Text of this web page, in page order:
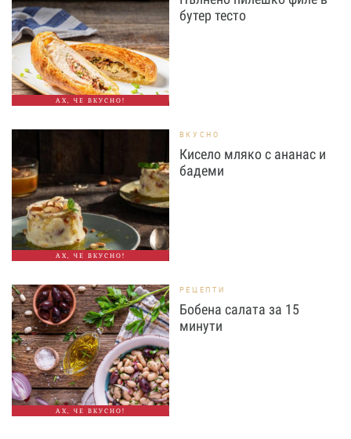
АХ, ЧЕ ВКУСНО!
бутер тесто
АХ, ЧЕ ВКУСНО!
ВКУСНО
Кисело мляко с ананас и
бадеми
АХ, ЧЕ ВКУСНО!
РЕЦЕПТИ
Бобена салата за 15
минути